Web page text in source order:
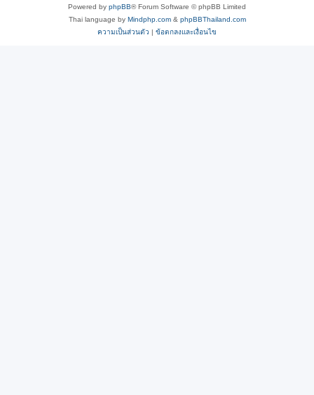
Powered by phpBB® Forum Software © phpBB Limited
Thai language by Mindphp.com& phpBBThailand.com
ความเป็นส่วนตัว | ข้อตกลงและเงื่อนไข